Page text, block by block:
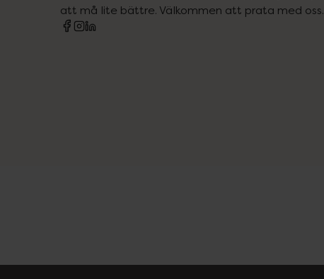
att må lite bättre. Välkommen att prata med oss.